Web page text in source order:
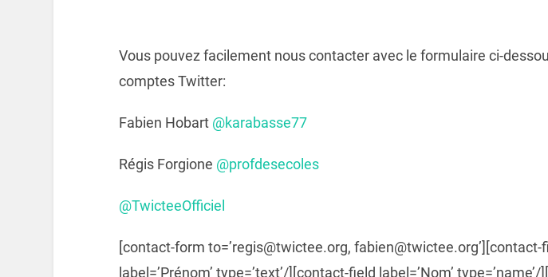
Vous pouvez facilement nous contacter avec le formulaire ci-
comptes Twitter:
Fabien Hobart @karabasse77
Régis Forgione @profdesecoles
@TwicteeOfficiel
[contact-form to=’regis@twictee.org, fabien@twictee.org’][contact-
label=’Prénom’ type=’text’/][contact-field label=’Nom’